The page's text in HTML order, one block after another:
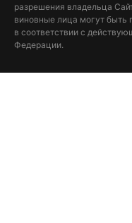
разрешения владельца
виновные лица могут быть
в соответствии с
Федерации.